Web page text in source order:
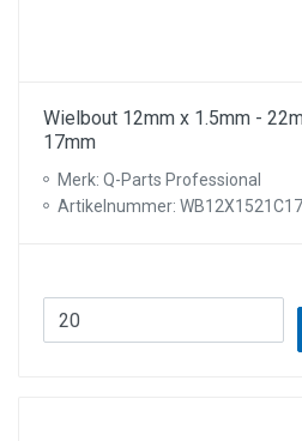
Wielbout 12mm x 1.5mm -
17mm
Merk: Q-Parts Professional
Artikelnummer: WB12X1521C17